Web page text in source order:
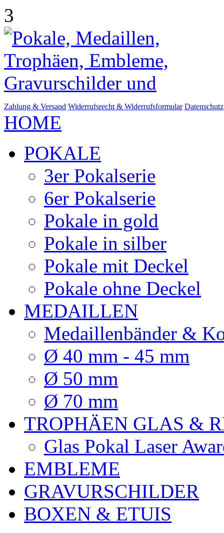
3
Zahlung & Versand Widerrufsrecht & Widerrufsformular Datenschutz
HOME
POKALE
3er Pokalserie
6er Pokalserie
Pokale in gold
Pokale in silber
Pokale mit Deckel
Pokale ohne Deckel
MEDAILLEN
Medaillenbänder &
Ø 40 mm - 45 mm
Ø 50 mm
Ø 70 mm
TROPHÄEN GLAS &
Glas Pokal Laser
EMBLEME
GRAVURSCHILDER
BOXEN & ETUIS